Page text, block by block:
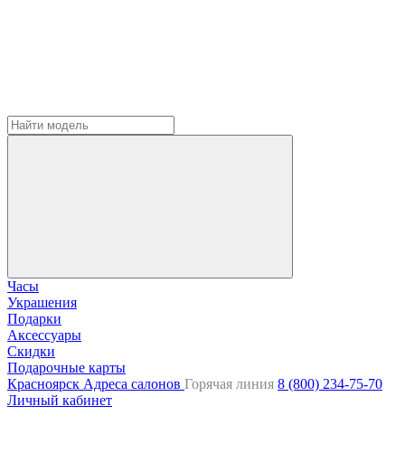
Часы
Украшения
Подарки
Аксессуары
Скидки
Подарочные карты
Красноярск Адреса салонов Горячая линия 8 (800) 234-75-70
Личный кабинет